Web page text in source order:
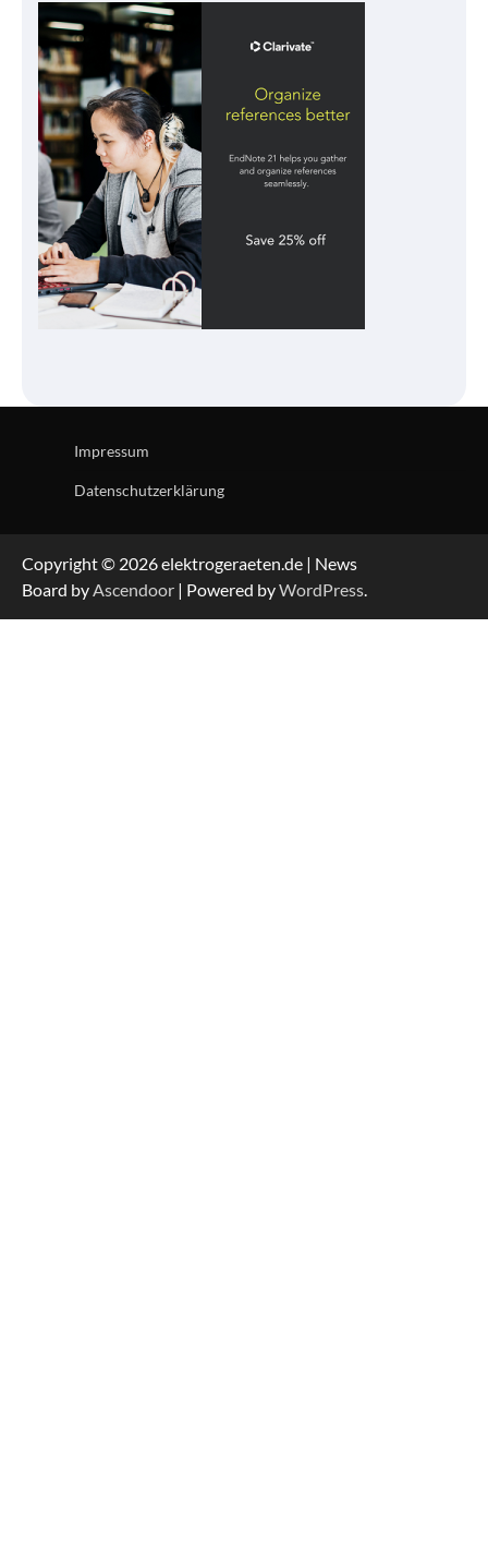
Impressum
Datenschutzerklärung
Copyright © 2026 elektrogeraeten.de | News
Board byAscendoor | Powered byWordPress.